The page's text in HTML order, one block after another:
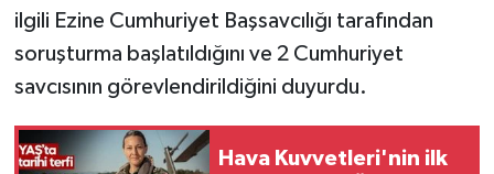
ilgili Ezine Cumhuriyet Başsavcılığı tarafından
soruşturma başlatıldığını ve 2 Cumhuriyet
savcısının görevlendirildiğini duyurdu.
Hava Kuvvetleri'nin ilk